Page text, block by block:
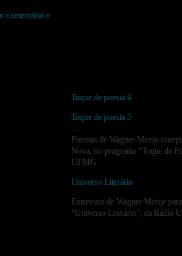
comentário »
Toque de poesia 4
Toque de poesia 5
Poemas de Wagner Merije
Nova, no programa “Toque de
UFMG
Universo Literário
Entrevista de Wagner Merije
“Universo Literário”, da Rádio